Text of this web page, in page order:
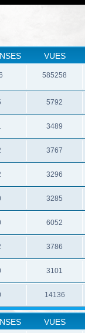
VUES
585258
5792
3489
3767
3296
3285
6052
3786
3101
14136
VUES